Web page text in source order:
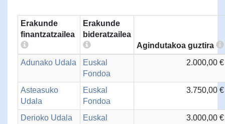
Erakunde
finantzatzailea
Erakunde
bideratzailea
Agindutakoa guztira
Adunako Udala
Euskal
Fondoa
2.000,00 €
Asteasuko
Udala
Euskal
Fondoa
3.750,00 €
Derioko Udala
Euskal
3.000,00 €